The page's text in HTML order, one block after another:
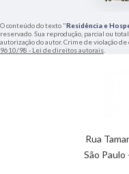
O conteúdo do texto "Residência e
reservado. Sua reprodução, parcial ou
autorização do autor. Crime de violação
9610/98 - Lei de direitos autorais
Rua
São Paulo